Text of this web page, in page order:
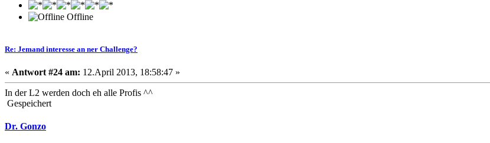
Offline
Re: Jemand interesse an ner Challenge?
« Antwort #24 am: 12.April 2013, 18:58:47 »
In der L2 werden doch eh alle Profis ^^
Gespeichert
Dr. Gonzo